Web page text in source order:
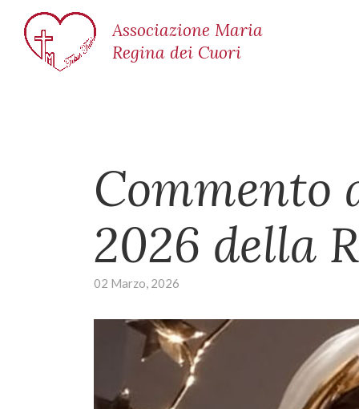
Associazione Maria
Regina dei Cuori
Commento
2026 della
02 Marzo, 2026